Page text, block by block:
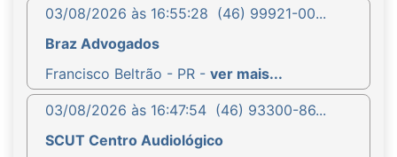
03/08/2026 às 16:55:28 (46) 99921-00...
Braz Advogados
Francisco Beltrão - PR - ver mais...
03/08/2026 às 16:47:54 (46) 93300-86...
SCUT Centro Audiológico